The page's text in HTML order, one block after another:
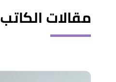
مقالات الكاتب